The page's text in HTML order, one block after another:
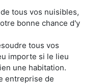
tous vos nuisibles,
bonne chance d'y
tous vos
importe si le lieu
une habitation.
entreprise de